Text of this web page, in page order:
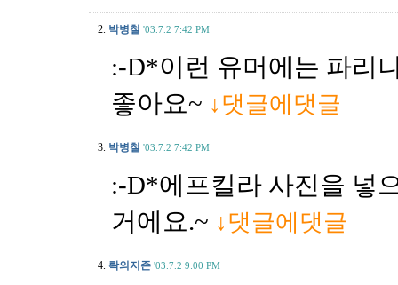
2. 박병철 '03.7.2 7:42 PM
:-D*이런 유머에는 파리
좋아요~ ↓댓글에댓글
3. 박병철 '03.7.2 7:42 PM
:-D*에프킬라 사진을 넣
거에요.~ ↓댓글에댓글
4. 롹의지존 '03.7.2 9:00 PM